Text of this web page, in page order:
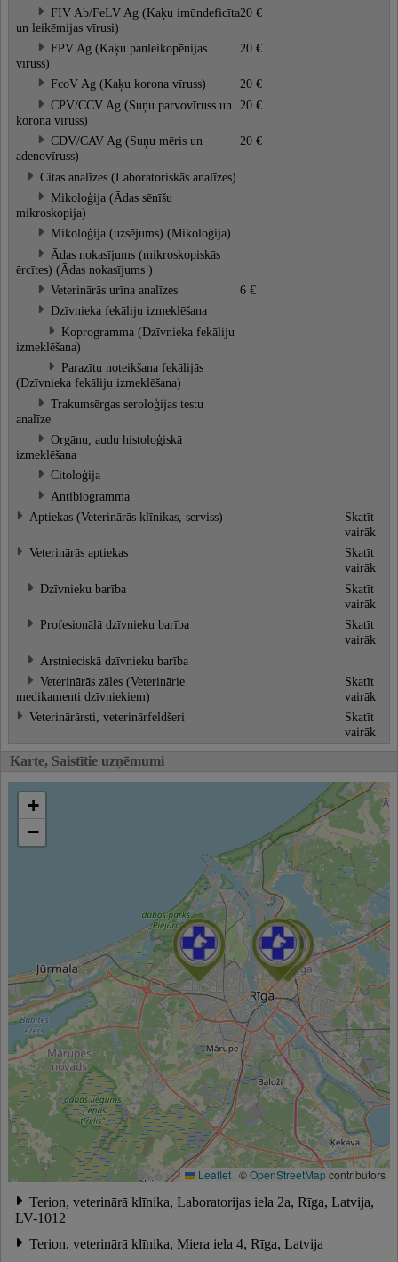
FIV Ab/FeLV Ag (Kaķu imūndeficīta
un leikēmijas vīrusi)
20 €
FPV Ag (Kaķu panleikopēnijas
vīruss)
20 €
FcoV Ag (Kaķu korona vīruss)
20 €
CPV/CCV Ag (Suņu parvovīruss un
korona vīruss)
20 €
CDV/CAV Ag (Suņu mēris un
adenovīruss)
20 €
Citas analīzes (Laboratoriskās analīzes)
Mikoloģija (Ādas sēnīšu
mikroskopija)
Mikoloģija (uzsējums) (Mikoloģija)
Ādas nokasījums (mikroskopiskās
ērcītes) (Ādas nokasījums )
Veterinārās urīna analīzes
6 €
Dzīvnieka fekāliju izmeklēšana
Koprogramma (Dzīvnieka fekāliju
izmeklēšana)
Parazītu noteikšana fekālijās
(Dzīvnieka fekāliju izmeklēšana)
Trakumsērgas seroloģijas testu
analīze
Orgānu, audu histoloģiskā
izmeklēšana
Citoloģija
Antibiogramma
Aptiekas (Veterinārās klīnikas, serviss)
Skatīt
vairāk
Veterinārās aptiekas
Skatīt
vairāk
Dzīvnieku barība
Skatīt
vairāk
Profesionālā dzīvnieku barība
Skatīt
vairāk
Ārstnieciskā dzīvnieku barība
Veterinārās zāles (Veterinārie
medikamenti dzīvniekiem)
Skatīt
vairāk
Veterinārārsti, veterinārfeldšeri
Skatīt
vairāk
Karte, Saistītie uzņēmumi
+
−
Leaflet | ©OpenStreetMapcontributors
Terion, veterinārā klīnika, Laboratorijas iela 2a, Rīga, Latvija,
LV-1012
Terion, veterinārā klīnika, Miera iela 4, Rīga, Latvija